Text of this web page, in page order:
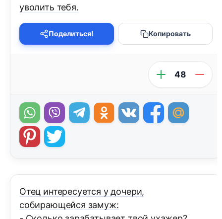
уволить тебя.
Поделиться! Копировать
48
Отец интересуется у дочери,
собирающейся замуж: